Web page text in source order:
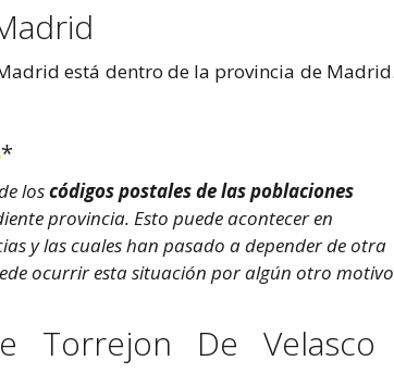
está dentro de la provincia de
*
loscódigos postales de las poblaciones
provincia. Esto puede acontecer en
y las cuales han pasado a depender de otra
ocurrir esta situación por algún otro motivo
Torrejon De Velasco